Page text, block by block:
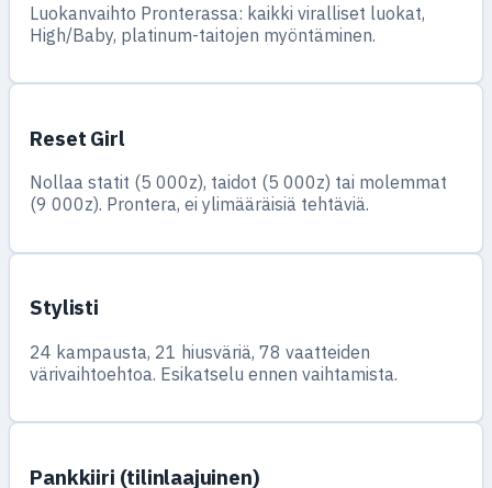
Luokanvaihto Pronterassa: kaikki viralliset luokat,
High/Baby, platinum-taitojen myöntäminen.
Reset Girl
Nollaa statit (5 000z), taidot (5 000z) tai molemmat
(9 000z). Prontera, ei ylimääräisiä tehtäviä.
Stylisti
24 kampausta, 21 hiusväriä, 78 vaatteiden
värivaihtoehtoa. Esikatselu ennen vaihtamista.
Pankkiiri (tilinlaajuinen)